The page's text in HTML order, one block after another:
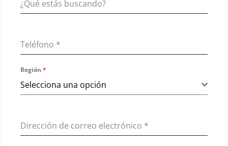
Teléfono *
Región *
Selecciona una opción
Dirección de correo electrónico *